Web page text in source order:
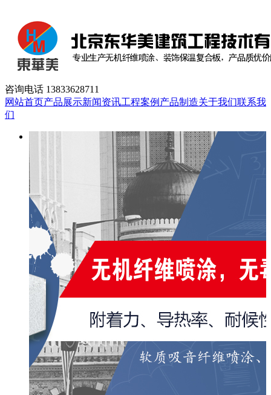
咨询电话 13833628711
网站首页产品展示新闻资讯工程案例 产品制造关于我们联系我
们